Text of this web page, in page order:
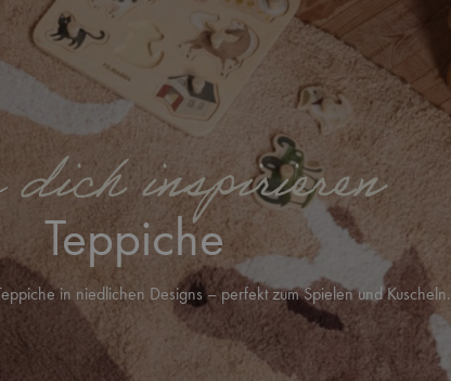
inspirieren
Teppiche
in niedlichen Designs – perfekt zum Spielen und Kuscheln.